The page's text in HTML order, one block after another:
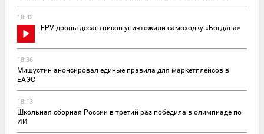
18:43
FPV-дроны десантников уничтожили самоходку «Богдана»
18:36
Мишустин анонсировал единые правила для маркетплейсов в
ЕАЭС
18:13
Школьная сборная России в третий раз победила в олимпиаде по
ИИ